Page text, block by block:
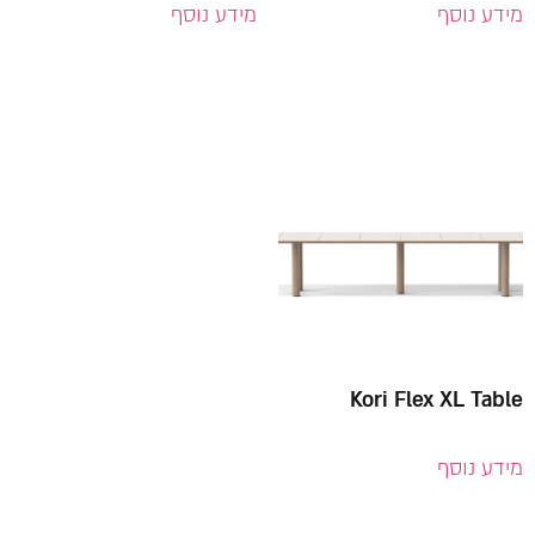
מידע נוסף מידע נוסף
Kori Flex XL Table
מידע נוסף